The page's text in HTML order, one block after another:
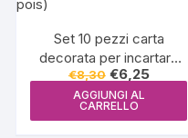
Set 10 pezzi carta
decorata per incartare
dolci e cioccolatini (bem
casado pois)
€8,30 Il
prezzo
originale
era:
€6,25Il
prezzo
AGGIUNGI AL
CARRELLO